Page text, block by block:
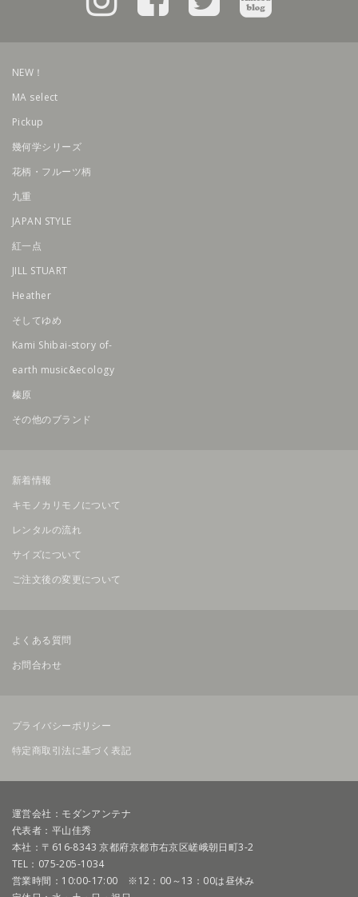
NEW！
MA select
Pickup
幾何学シリーズ
花柄・フルーツ柄
九重
JAPAN STYLE
紅一点
JILL STUART
Heather
そしてゆめ
Kami Shibai-story of-
earth music&ecology
榛原
その他のブランド
新着情報
キモノカリモノについて
レンタルの流れ
サイズについて
ご注文後の変更について
よくある質問
お問合わせ
プライバシーポリシー
特定商取引法に基づく表記
運営会社：モダンアンテナ
代表者：平山佳秀
本社：〒616-8343 京都府京都市右京区嵯峨朝日町3-2
TEL：075-205-1034
営業時間：10:00-17:00 ※12：00～13：00は昼休み